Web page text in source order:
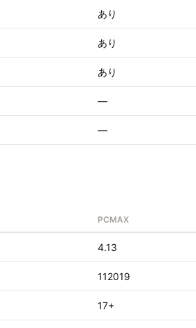
あり
あり
あり
—
—
PCMAX
4.13
112019
17+